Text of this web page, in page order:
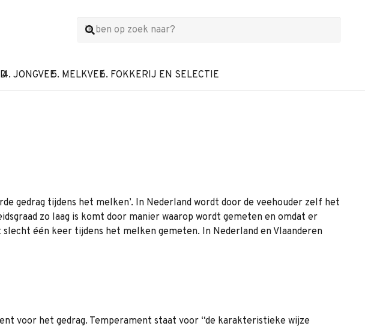
4. JONGVEE5. MELKVEE6. FOKKERIJ EN SELECTIE
gedrag tijdens het melken’. In Nederland wordt door de veehouder zelf het
zo laag is komt door manier waarop wordt gemeten en omdat er
één keer tijdens het melken gemeten. In Nederland en Vlaanderen
voor het gedrag. Temperament staat voor “de karakteristieke wijze